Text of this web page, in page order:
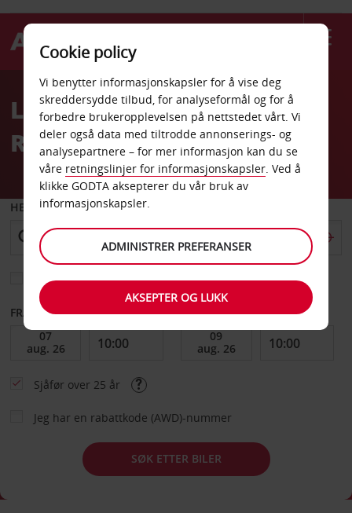
Welcome
AvisLeiebil Avis Tropicana
Resort Casino
HENT FRA
Velg et annet leveringssted
FRA DATO TIL DATO
Sjåfør over 25 år
Jeg har en rabattkode (AWD)-nummer
SØK ETTER BILER
Cookie policy
Vi benytter informasjonskapsler for å vise deg
skreddersydde tilbud, for analyseformål og for å
forbedre brukeropplevelsen på nettstedet vårt. Vi
deler også data med tiltrodde annonserings- og
analysepartnere – for mer informasjon kan du se
våre retningslinjer for informasjonskapsler. Ved å
klikke GODTA aksepterer du vår bruk av
informasjonskapsler.
ADMINISTRER PREFERANSER
AKSEPTER OG LUKK